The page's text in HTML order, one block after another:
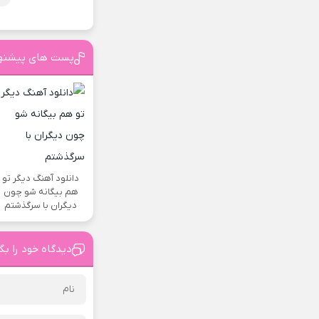
پست های
دانلود آهنگ دیگر تو
هم بیگانه شو چون
دیگران با سرگذشتم
دیدگاه خود را